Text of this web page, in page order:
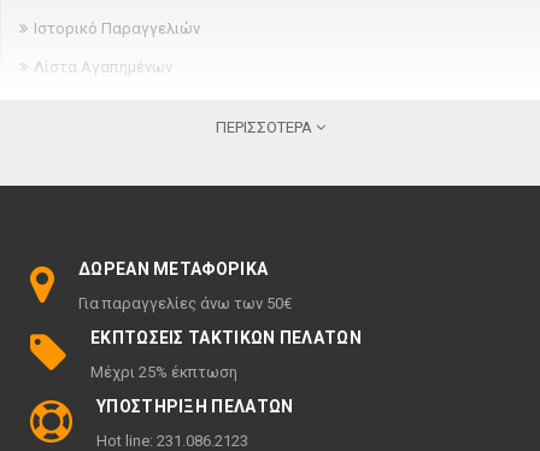
Ιστορικό Παραγγελιών
Λίστα Αγαπημένων
Πολιτική ακύρωσης & επιστροφών
Πολιτική Απορρήτου
ΠΕΡΙΣΣΌΤΕΡΑ
ΠΕΡΙΣΣΌΤΕΡΑ
ΔΩΡΕΆΝ ΜΕΤΑΦΟΡΙΚΆ
Για παραγγελίες άνω των 50€
ΕΚΠΤΏΣΕΙΣ ΤΑΚΤΙΚΏΝ ΠΕΛΑΤΏΝ
Μέχρι 25% έκπτωση
ΥΠΟΣΤΉΡΙΞΗ ΠΕΛΑΤΏΝ
Hot line: 231.086.2123